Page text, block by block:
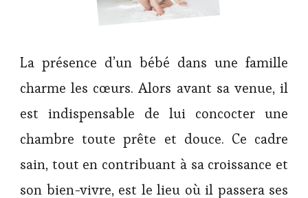
La présence d’un bébé dans une famille
charme les cœurs. Alors avant sa venue, il
est indispensable de lui concocter une
chambre toute prête et douce. Ce cadre
sain, tout en contribuant à sa croissance et
son bien-vivre, est le lieu où il passera ses